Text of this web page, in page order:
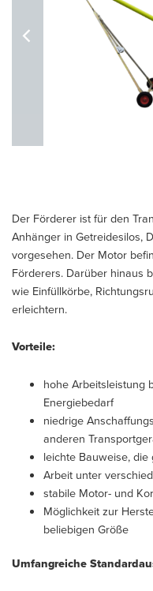
Der Förderer ist für den
Anhänger in Getreidesilos,
vorgesehen. Der Motor
Förderers. Darüber hinaus
wie Einfüllkörbe,
erleichtern.
Vorteile:
hohe Arbeitsleistung
Energiebedarf
niedrige
anderen
leichte Bauweise,
Arbeit unter
stabile Motor- und
Möglichkeit zur
beliebigen Größe
Umfangreiche